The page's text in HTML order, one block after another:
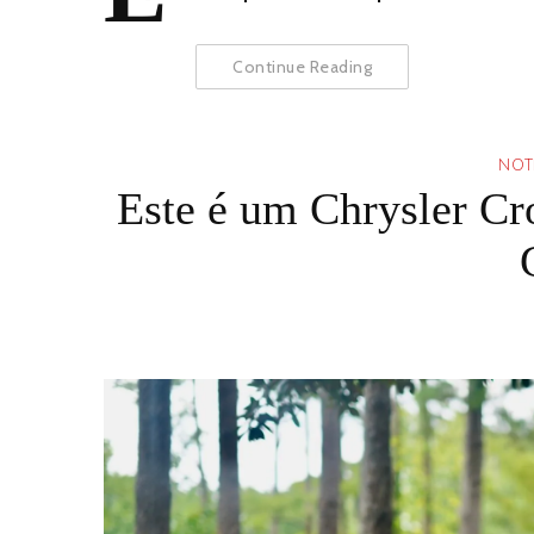
Continue Reading
Este é um Chrysler